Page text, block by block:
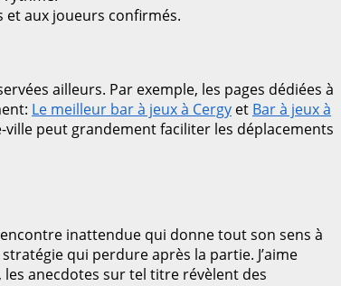
aux joueurs confirmés.
ailleurs. Par exemple, les pages dédiées à
Le meilleur bar à jeux à Cergy et Bar à jeux à
ville peut grandement faciliter les déplacements
inattendue qui donne tout son sens à
qui perdure après la partie. J’aime
anecdotes sur tel titre révèlent des